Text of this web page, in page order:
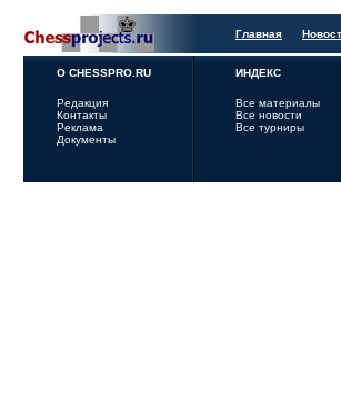
Главная
О CHESSPRO.RU
Редакция
Контакты
Реклама
Документы
ИНДЕКС
Все материалы
Все новости
Все турниры